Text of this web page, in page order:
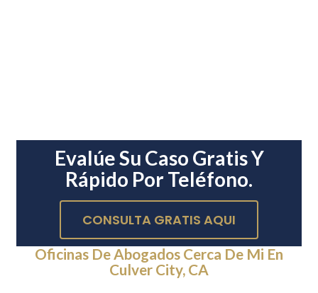
Evalúe Su Caso Gratis Y
Rápido Por Teléfono.
CONSULTA GRATIS AQUI
Oficinas De Abogados Cerca De Mi En
Culver City, CA